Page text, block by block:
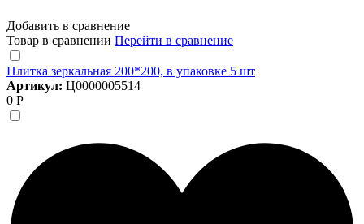
Добавить в сравнение
Товар в сравнении Перейти в сравнение
Плитка зеркальная 200*200, в упаковке 5 шт
Артикул: Ц0000005514
0 Р